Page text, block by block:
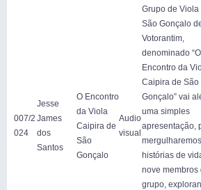
007/2
024
Jesse
James
dos
Santos
O Encontro
da Viola
Caipira de
São
Gonçalo
Audio
visual
Grupo de Viola
São Gonçalo
Votorantim,
denominado “O
Encontro da
Caipira de São
Gonçalo” vai
uma simples
apresentação,
histórias de
nove membros
grupo,